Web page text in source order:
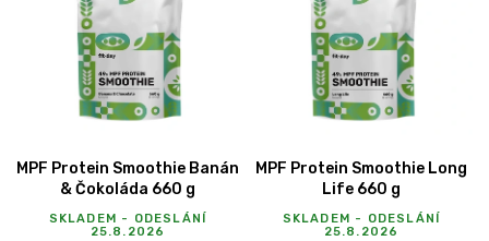
MPF Protein Smoothie Banán
& Čokoláda 660 g
SKLADEM - ODESLÁNÍ
25.8.2026
MPF Protein Smoothie Long
Life 660 g
SKLADEM - ODESLÁNÍ
25.8.2026